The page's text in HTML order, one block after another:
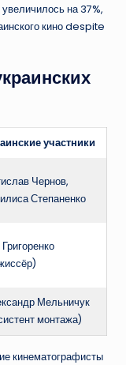
на 37%,
кино despite
участники
Чернов,
Степаненко
Григоренко
Мельничук
монтажа)
кинематографисты